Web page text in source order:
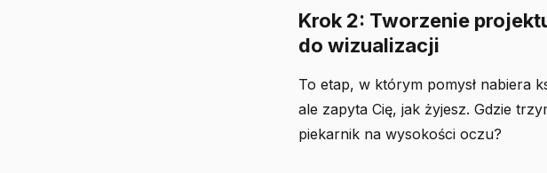
Krok 2: Tworzenie
do wizualizacji
To etap, w którym pomysł nabiera
ale zapyta Cię, jak żyjesz. Gdzie
piekarnik na wysokości oczu?